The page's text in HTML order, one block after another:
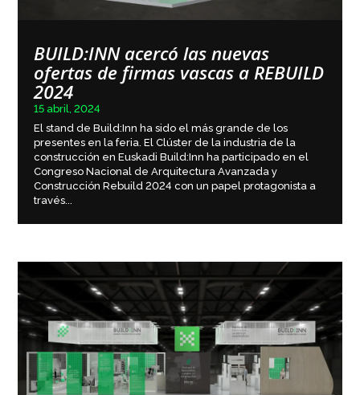
BUILD:INN acercó las nuevas
ofertas de firmas vascas a REBUILD
2024
15 abril, 2024
El stand de Build:Inn ha sido el más grande de los
presentes en la feria. El Clúster de la industria de la
construcción en Euskadi Build:Inn ha participado en el
Congreso Nacional de Arquitectura Avanzada y
Construcción Rebuild 2024 con un papel protagonista a
través...